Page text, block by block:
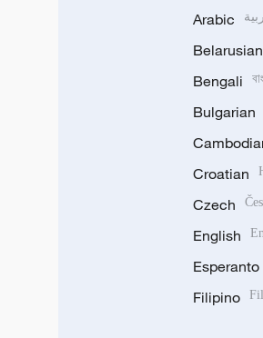
Arabic
Belarusian
Bengali
Bulgarian
Croatian
Czech
English
Esperanto
Filipino